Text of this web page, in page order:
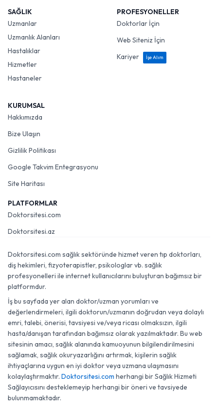
SAĞLIK
Uzmanlar
Uzmanlık Alanları
Hastalıklar
Hizmetler
Hastaneler
PROFESYONELLER
Doktorlar İçin
Web Siteniz İçin
Kariyer
İşe Alım
KURUMSAL
Hakkımızda
Bize Ulaşın
Gizlilik Politikası
Google Takvim Entegrasyonu
Site Haritası
PLATFORMLAR
Doktorsitesi.com
Doktorsitesi.az
Doktorsitesi.com sağlık sektöründe hizmet veren tıp doktorları,
diş hekimleri, fizyoterapistler, psikologlar vb. sağlık
profesyonelleri ile internet kullanıcılarını buluşturan bağımsız bir
platformdur.
İş bu sayfada yer alan doktor/uzman yorumları ve
değerlendirmeleri, ilgili doktorun/uzmanın doğrudan veya dolaylı
emri, talebi, önerisi, tavsiyesi ve/veya ricası olmaksızın, ilgili
hasta/danışan tarafından bağımsız olarak yazılmaktadır. Bu web
sitesinin amacı, sağlık alanında kamuoyunun bilgilendirilmesini
sağlamak, sağlık okuryazarlığını artırmak, kişilerin sağlık
ihtiyaçlarına uygun en iyi doktor veya uzmana ulaşmasını
kolaylaştırmaktır. Doktorsitesi.com herhangi bir Sağlık Hizmeti
Sağlayıcısını desteklemeyip herhangi bir öneri ve tavsiyede
bulunmamaktadır.